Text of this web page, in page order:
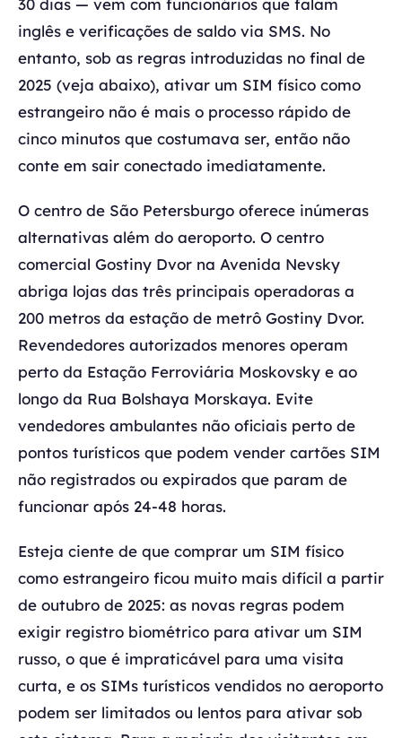
inglês e verificações de saldo via SMS. No
entanto, sob as regras introduzidas no final de
2025 (veja abaixo), ativar um SIM físico como
estrangeiro não é mais o processo rápido de
cinco minutos que costumava ser, então não
conte em sair conectado imediatamente.
O centro de São Petersburgo oferece inúmeras
alternativas além do aeroporto. O centro
comercial Gostiny Dvor na Avenida Nevsky
abriga lojas das três principais operadoras a
200 metros da estação de metrô Gostiny Dvor.
Revendedores autorizados menores operam
perto da Estação Ferroviária Moskovsky e ao
longo da Rua Bolshaya Morskaya. Evite
vendedores ambulantes não oficiais perto de
pontos turísticos que podem vender cartões SIM
não registrados ou expirados que param de
funcionar após 24-48 horas.
Esteja ciente de que comprar um SIM físico
como estrangeiro ficou muito mais difícil a partir
de outubro de 2025: as novas regras podem
exigir registro biométrico para ativar um SIM
russo, o que é impraticável para uma visita
curta, e os SIMs turísticos vendidos no aeroporto
podem ser limitados ou lentos para ativar sob